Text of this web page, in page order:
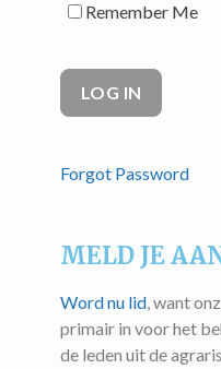
Remember Me
Forgot Password
MELD JE
Word nu lid, want
primair in voor het
de leden uit de